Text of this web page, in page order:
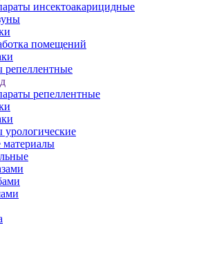
инсектоакарицидные
помещений
репеллентные
репеллентные
урологические
материалы